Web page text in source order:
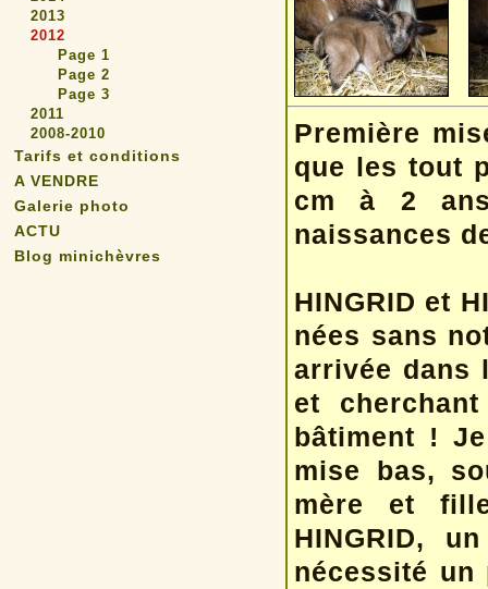
2013
2012
Page 1
Page 2
Page 3
2011
2008-2010
Tarifs et conditions
A VENDRE
Galerie photo
ACTU
Blog minichèvres
Première
que les tout
cm à 2
naissances
HINGRID et
nées sans
arrivée dans
et
bâtiment !
mise bas,
mère et
HINGRID,
nécessité un